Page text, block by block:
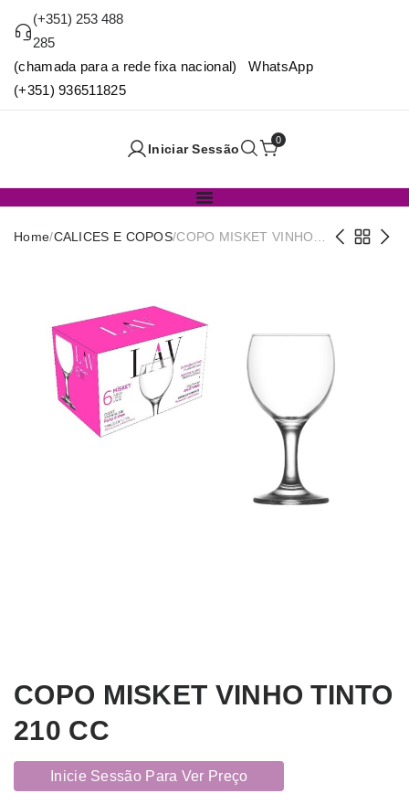
(+351) 253 488
285
(chamada para a rede fixa nacional) WhatsApp
(+351) 936511825
Iniciar Sessão
0
Home/CALICES E COPOS/COPO MISKET VINHO
COPO MISKET VINHO TINTO
210 CC
Inicie Sessão Para Ver Preço